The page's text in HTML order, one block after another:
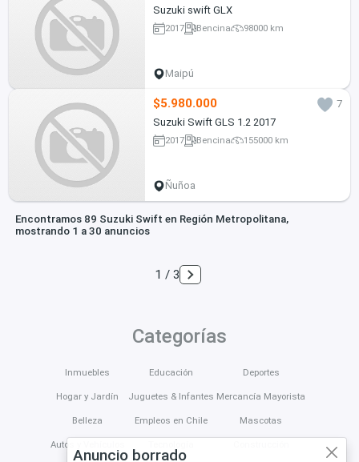
Suzuki swift GLX
2017 Bencina 98000 km
Maipú
$5.980.000
7
Suzuki Swift GLS 1.2 2017
2017 Bencina 155000 km
Ñuñoa
Encontramos 89 Suzuki Swift en Región Metropolitana,
mostrando 1 a 30 anuncios
1 / 3
Anuncio borrado
Categorías
Inmuebles
Hogar y Jardín
Belleza
Autos y Vehículos
Educación
Juguetes & Infantes
Empleos en Chile
Deportes
Mercancía Mayorista
Mascotas